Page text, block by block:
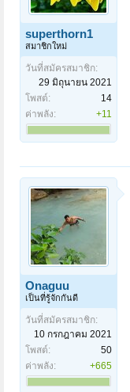
superthorn1
สมาชิกใหม่
วันที่สมัครสมาชิก:
29 มิถุนายน 2021
โพสต์:
14
ค่าพลัง:
+11
Onaguu
เป็นที่รู้จักกันดี
วันที่สมัครสมาชิก:
10 กรกฎาคม 2021
โพสต์:
50
ค่าพลัง:
+665